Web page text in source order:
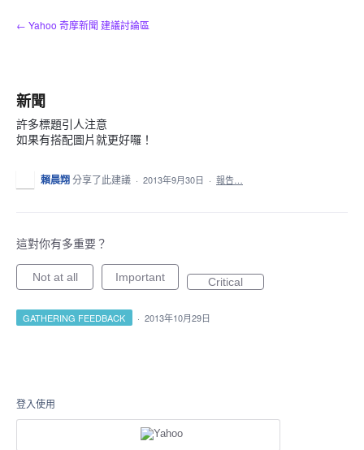
到
← Yahoo 奇摩新聞 建議討論區
新聞
許多標題引人注意
如果有搭配圖片就更好囉！
賴晨翔分享了此建議 · 2013年9月30日 · 報告…
這對你有多重要？
Not at all Important Critical
GATHERING FEEDBACK · 2013年10月29日
登入使用